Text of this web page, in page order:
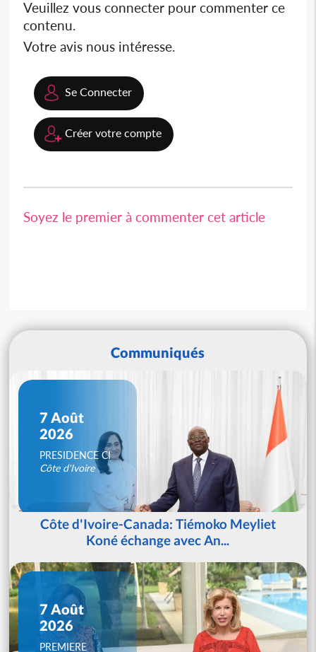
Veuillez vous connecter pour commenter ce
contenu.
Votre avis nous intéresse.
Se Connecter
Créer votre compte
Soyez le premier à commenter cet article
Communiqués
7 Août
2026
PRESIDENCE CI
Côte d'Ivoire
Côte d'Ivoire-Canada: Tiémoko Meyliet
Koné échange avec An...
7 Août
2026
PREMIERE